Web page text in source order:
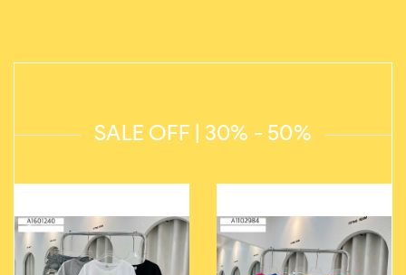
SALE OFF | 30% - 50%